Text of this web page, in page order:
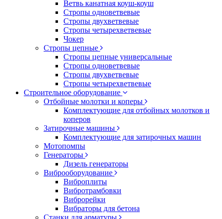
Ветвь канатная коуш-коуш
Стропы одноветвевые
Стропы двухветвевые
Стропы четырехветвевые
Чокер
Стропы цепные
Стропы цепные универсальные
Стропы одноветвевые
Стропы двухветвевые
Стропы четырехветвевые
Строительное оборудование
Отбойные молотки и коперы
Комплектующие для отбойных молотков и
коперов
Затирочные машины
Комплектующие для затирочных машин
Мотопомпы
Генераторы
Дизель генераторы
Виброоборудование
Виброплиты
Вибротрамбовки
Виброрейки
Вибраторы для бетона
Станки для арматуры